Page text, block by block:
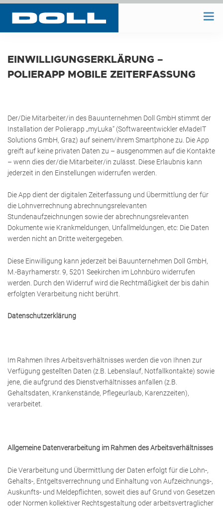
BAUHOF
UNTERNEHMEN
KONTAKT
ADRESSE
EINWILLIGUNGSERKLÄRUNG –
POLIERAPP MOBILE ZEITERFASSUNG
Der/Die Mitarbeiter/in des Bauunternehmen Doll GmbH stimmt der
Installation der Polierapp „myLuka“ (Softwareentwickler eMadeIT
Solutions GmbH, Graz) auf seinem/ihrem Smartphone zu. Die App
greift auf keine privaten Daten zu – ausgenommen auf die Kontakte
– wenn dies der/die Mitarbeiter/in zulässt. Diese Erlaubnis kann
jederzeit in den Einstellungen widerrufen werden.
Die App dient der digitalen Zeiterfassung und Übermittlung der für
die Lohnverrechnung abrechnungsrelevanten
Stundenaufzeichnungen sowie der abrechnungsrelevanten
Dokumente wie Krankmeldungen, Unfallmeldungen, etc: Die Daten
werden nicht an Dritte weitergegeben.
Diese Einwilligung kann jederzeit bei Bauunternehmen Doll GmbH,
M.-Bayrhamerstr. 9, 5201 Seekirchen im Lohnbüro widerrufen
werden. Durch den Widerruf wird die Rechtmäßigkeit der bis dahin
erfolgten Verarbeitung nicht berührt.
Datenschutzerklärung
Im Rahmen Ihres Arbeitsverhältnisses werden die von Ihnen zur
Verfügung gestellten Daten (z.B. Lebenslauf, Notfallkontakte) sowie
jene, die aufgrund des Dienstverhältnisses anfallen (z.B.
Gehaltsdaten, Krankenstände, Pflegeurlaub, Karenzzeiten),
verarbeitet.
Allgemeine Datenverarbeitung im Rahmen des Arbeitsverhältnisses
Die Verarbeitung und Übermittlung der Daten erfolgt für die Lohn-,
Gehalts-, Entgeltsverrechnung und Einhaltung von Aufzeichnungs-,
Auskunfts- und Meldepflichten, soweit dies auf Grund von Gesetzen
oder Normen kollektiver Rechtsgestaltung oder arbeitsvertraglicher